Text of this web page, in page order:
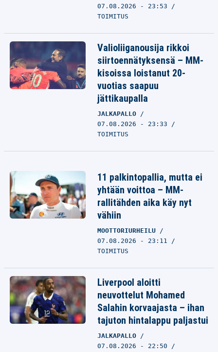
07.08.2026 - 23:53
TOIMITUS
Valioliiganousija rikkoi
siirtoennätyksensä – MM-
kisoissa loistanut 20-
vuotias saapuu
jättikaupalla
JALKAPALLO
07.08.2026 - 23:33
TOIMITUS
11 palkintopallia, mutta ei
yhtään voittoa – MM-
rallitähden aika käy nyt
vähiin
MOOTTORIURHEILU
07.08.2026 - 23:11
TOIMITUS
Liverpool aloitti
neuvottelut Mohamed
Salahin korvaajasta – ihan
tajuton hintalappu paljastui
JALKAPALLO
07.08.2026 - 22:50